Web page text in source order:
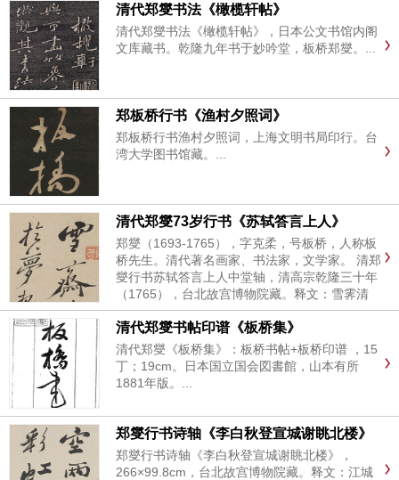
自称“六分半书”，写意兰竹，水墨淋漓，以诗、
书、画“三绝”著...
清代郑燮书法《橄榄轩帖》
清代郑燮书法《橄榄轩帖》，日本公文书馆内阁
文库藏书。乾隆九年书于妙吟堂，板桥郑燮。...
郑板桥行书《渔村夕照词》
郑板桥行书渔村夕照词，上海文明书局印行。台
湾大学图书馆藏。...
清代郑燮73岁行书《苏轼答言上人》
郑燮（1693-1765），字克柔，号板桥，人称板
桥先生。清代著名画家、书法家，文学家。 清郑
燮行书苏轼答言上人中堂轴，清高宗乾隆三十年
（1765），台北故宫博物院藏。释文：雪霁清
境。发於梦想。此间但有荒山大江。修竹古木。
每饮邨酒醉後。曳杖放脚。忘路之远近。亦旷然
天真。与武陵旧游...
清代郑燮书帖印谱《板桥集》
清代郑燮《板桥集》：板桥书帖+板桥印谱 ，15
丁；19cm。日本国立国会図書館，山本有所
1881年版。...
郑燮行书诗轴《李白秋登宣城谢眺北楼》
郑燮行书诗轴《李白秋登宣城谢眺北楼》，
266×99.8cm，台北故宫博物院藏。释文：江城